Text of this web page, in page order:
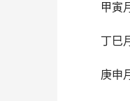
甲寅
丁巳
庚申